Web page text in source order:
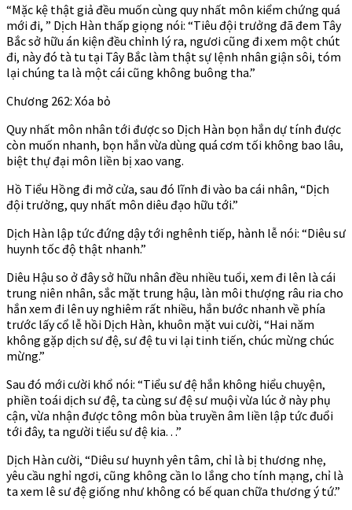
“Mặc kệ thật giả đều muốn cùng quy nhất môn kiểm chứng quá
mới đi, ” Dịch Hàn thấp giọng nói: “Tiêu đội trưởng đã đem Tây
Bắc sở hữu án kiện đều chỉnh lý ra, ngươi cũng đi xem một chút
đi, này đó tà tu tại Tây Bắc làm thật sự lệnh nhân giận sôi, tóm
lại chúng ta là một cái cũng không buông tha.”
Chương 262: Xóa bỏ
Quy nhất môn nhân tới được so Dịch Hàn bọn hắn dự tính được
còn muốn nhanh, bọn hắn vừa dùng quá cơm tối không bao lâu,
biệt thự đại môn liền bị xao vang.
Hồ Tiểu Hồng đi mở cửa, sau đó lĩnh đi vào ba cái nhân, “Dịch
đội trưởng, quy nhất môn diêu đạo hữu tới.”
Dịch Hàn lập tức đứng dậy tới nghênh tiếp, hành lễ nói: “Diêu sư
huynh tốc độ thật nhanh.”
Diêu Hậu so ở đây sở hữu nhân đều nhiều tuổi, xem đi lên là cái
trung niên nhân, sắc mặt trung hậu, làn môi thượng râu ria cho
hắn xem đi lên uy nghiêm rất nhiều, hắn bước nhanh về phía
trước lấy cổ lễ hồi Dịch Hàn, khuôn mặt vui cười, “Hai năm
không gặp dịch sư đệ, sư đệ tu vi lại tinh tiến, chúc mừng chúc
mừng.”
Sau đó mới cười khổ nói: “Tiểu sư đệ hắn không hiểu chuyện,
phiền toái dịch sư đệ, ta cùng sư đệ sư muội vừa lúc ở này phụ
cận, vừa nhận được tông môn bùa truyền âm liền lập tức đuổi
tới đây, ta người tiểu sư đệ kia. . .”
Dịch Hàn cười, “Diêu sư huynh yên tâm, chỉ là bị thương nhẹ,
yêu cầu nghỉ ngơi, cũng không cần lo lắng cho tính mạng, chỉ là
ta xem lê sư đệ giống như không có bế quan chữa thương ý tứ.”